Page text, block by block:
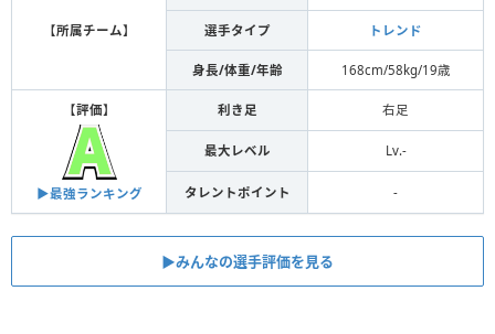
【所属チーム】 選手タイプ トレンド
身長/体重/年齢 168cm/58kg/19歳
【評価】
▶︎最強ランキング
利き足 右足
最大レベル Lv.-
タレントポイント -
▶︎みんなの選手評価を見る